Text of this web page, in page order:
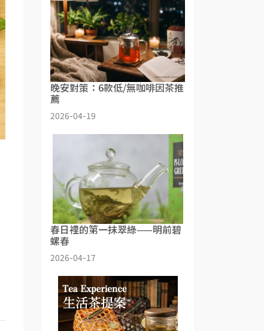
晚安對策：6款低/無咖啡因茶推
薦
2026-04-19
春日裡的第一抹翠綠——明前碧
螺春
2026-04-17